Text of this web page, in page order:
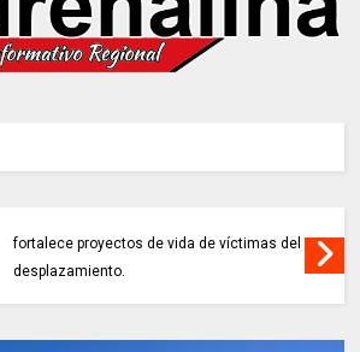
fortalece proyectos de vida de víctimas del
desplazamiento.